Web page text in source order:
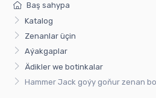
Baş sahypa
Katalog
Zenanlar üçin
Aýakgaplar
Ädikler we botinkalar
Hammer Jack goýy goňur zenan